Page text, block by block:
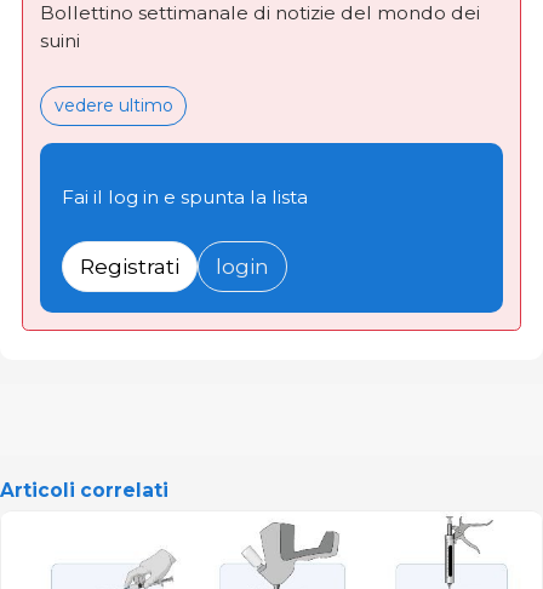
Bollettino settimanale di notizie del mondo dei
suini
vedere ultimo
Fai il log in e spunta la lista
Registrati login
Articoli correlati